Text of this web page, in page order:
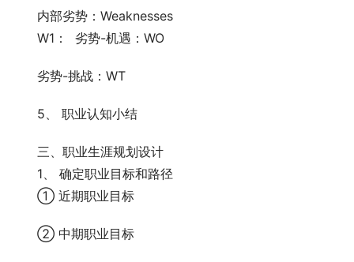
内部劣势：Weaknesses
W1：  劣势-机遇：WO
劣势-挑战：WT
5、 职业认知小结
三、职业生涯规划设计
1、 确定职业目标和路径
① 近期职业目标
② 中期职业目标